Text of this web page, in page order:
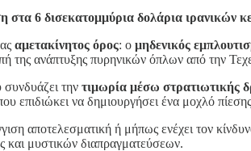
στα 6 δισεκατομμύρια δολάρια ιρανικών
αμετακίνητος όρος: ο μηδενικός
της ανάπτυξης πυρηνικών όπλων από την
την τιμωρία μέσω στρατιωτικής
επιδιώκει να δημιουργήσει ένα μοχλό
αποτελεσματική ή μήπως ενέχει τον
και μυστικών διαπραγματεύσεων.